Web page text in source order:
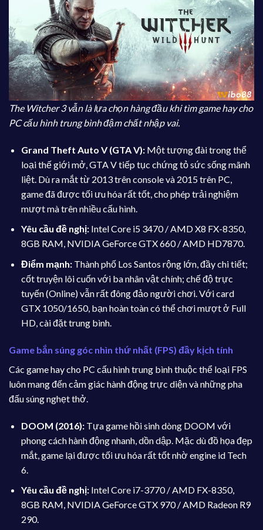
The Witcher 3 vẫn là lựa chọn hàng đầu khi tìm game hay cho
PC cấu hình trung bình đậm chất nhập vai.
Grand Theft Auto V (GTA V):Một tượng đài trong thể
loại thế giới mở, GTA V tiếp tục chứng tỏ sức sống mãnh
liệt. Dù ra mắt từ 2013 trên console và 2015 trên PC,
game đã được tối ưu hóa rất tốt, cho phép trải nghiệm
mượt mà trên nhiều cấu hình.
Yêu cầu đề nghị:Intel Core i5 3470 / AMD X8 FX-8350,
8GB RAM, NVIDIA GeForce GTX 660 / AMD HD7870.
Điểm mạnh:Thành phố Los Santos rộng lớn, đầy chi tiết;
cốt truyện lôi cuốn với ba nhân vật chính; chế độ trực
tuyến (Online) vẫn rất đông đảo người chơi. Với card
GTX 1050/1650, bạn hoàn toàn có thể chơi mượt ở Full
HD, cài đặt trung bình.
Game bắn súng góc nhìn thứ nhất (FPS) đầy kịch tính
Các game hay cho PC cấu hình trung bình thuộc thể loại FPS
luôn mang đến cảm giác hành động trực diện và những pha
đấu súng nghẹt thở.
DOOM (2016):Tựa game hồi sinh dòng DOOM với
phong cách hành động nhanh, dồn dập. Mặc dù đồ họa đẹp
mắt, game lại được tối ưu hóa rất tốt nhờ engine id Tech
6.
Yêu cầu đề nghị:Intel Core i7-3770 / AMD FX-8350,
8GB RAM, NVIDIA GeForce GTX 970 / AMD Radeon R9
290.